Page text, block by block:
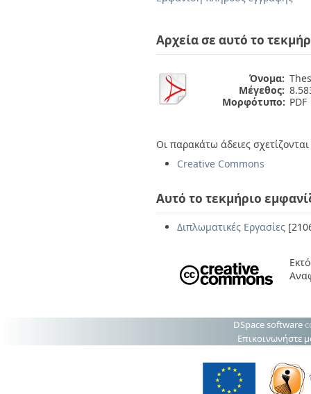
Αρχεία σε αυτό το
Όνομα:
Μέγεθος:
Μορφότυπο: PDF
Οι παρακάτω άδειες
Creative Commons
Αυτό το τεκμήριο
Διπλωματικές Εργασίες
DSpace software
Επικοινωνήστε